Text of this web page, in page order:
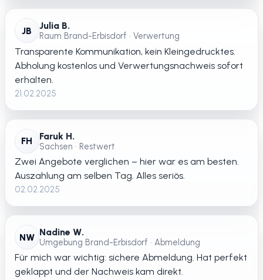
JB Julia B.
Raum Brand-Erbisdorf • Verwertung
Transparente Kommunikation, kein Kleingedrucktes.
Abholung kostenlos und Verwertungsnachweis sofort
erhalten.
21.02.2025
FH Faruk H.
Sachsen • Restwert
Zwei Angebote verglichen – hier war es am besten.
Auszahlung am selben Tag. Alles seriös.
02.02.2025
NW Nadine W.
Umgebung Brand-Erbisdorf • Abmeldung
Für mich war wichtig: sichere Abmeldung. Hat perfekt
geklappt und der Nachweis kam direkt.